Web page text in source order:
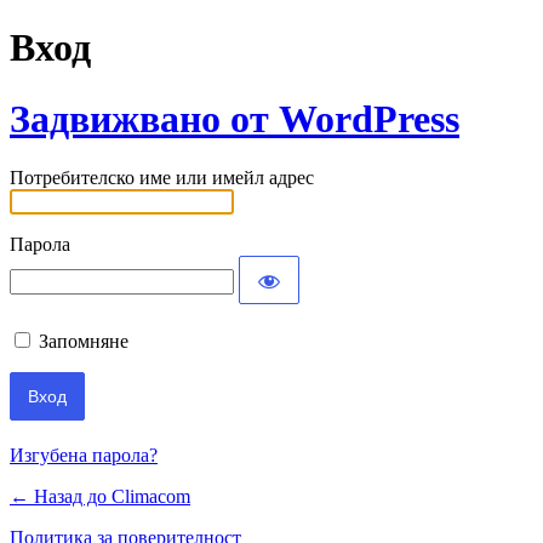
Вход
Задвижвано от WordPress
Потребителско име или имейл адрес
Парола
Запомняне
Изгубена парола?
← Назад до Climacom
Политика за поверителност